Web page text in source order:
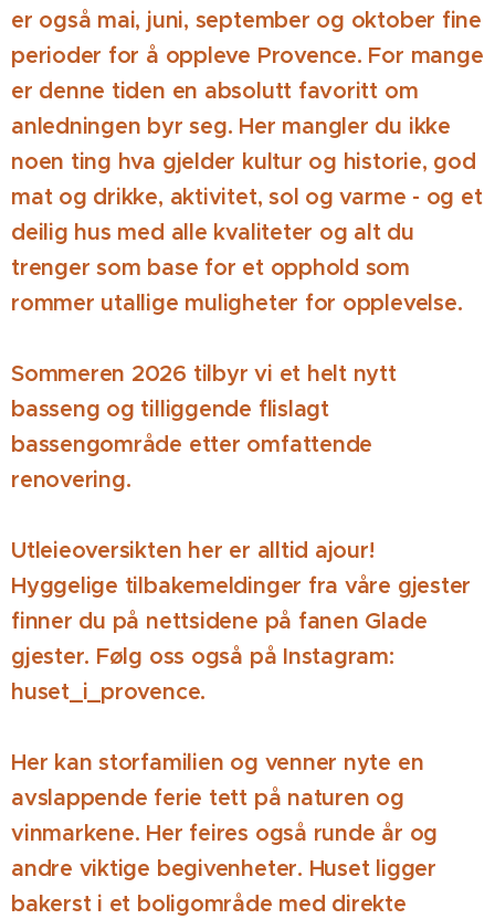
er også mai, juni, september og oktober fine
perioder for å oppleve Provence. For mange
er denne tiden en absolutt favoritt om
anledningen byr seg. Her mangler du ikke
noen ting hva gjelder kultur og historie, god
mat og drikke, aktivitet, sol og varme - og et
deilig hus med alle kvaliteter og alt du
trenger som base for et opphold som
rommer utallige muligheter for opplevelse.
Sommeren 2026 tilbyr vi et helt nytt
basseng og tilliggende flislagt
bassengområde etter omfattende
renovering.
Utleieoversikten her er alltid ajour!
Hyggelige tilbakemeldinger fra våre gjester
finner du på nettsidene på fanen Glade
gjester. Følg oss også på Instagram:
huset_i_provence.
Her kan storfamilien og venner nyte en
avslappende ferie tett på naturen og
vinmarkene. Her feires også runde år og
andre viktige begivenheter. Huset ligger
bakerst i et boligområde med direkte